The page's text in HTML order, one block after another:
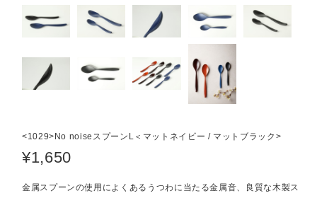
<1029>No noiseスプーンL＜マットネイビー / マットブラック>
¥1,650
金属スプーンの使用によくあるうつわに当たる金属音、良質な木製ス